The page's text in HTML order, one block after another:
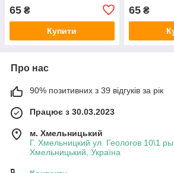
65 ₴
Купити
65₴
Про нас
90% позитивних з 39 відгуків за рік
Працює з 30.03.2023
м. Хмельницький
Г. Хмельницкий ул. Геологов 10\1
Хмельницький, Україна